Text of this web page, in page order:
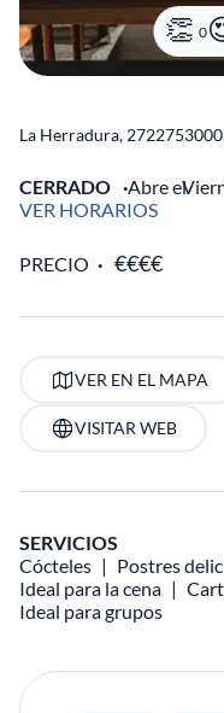
0
La Herradura, 2722
CERRADO Abre el
VER HORARIOS
PRECIO
VER EN EL MAPA
VISITAR WEB
SERVICIOS
Cócteles
Postres
Ideal para la cena
Ideal para grupos